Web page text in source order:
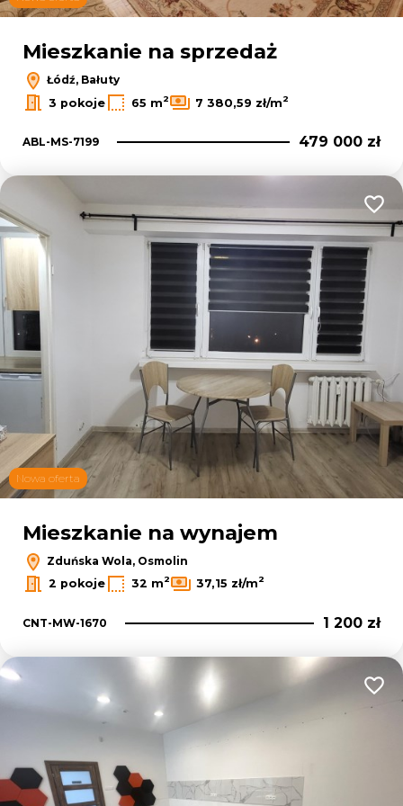
Leaflet|© OpenMapTiles© OpenStreetMap contributors
Mieszkanie na sprzedaż
Łódź, Bałuty
3 pokoje
65 m2 7 380,59 zł/m2
ABL-MS-7199 479 000 zł
Nowa oferta
Mieszkanie na wynajem
Zduńska Wola, Osmolin
2 pokoje
32 m2 37,15 zł/m2
CNT-MW-1670 1 200 zł